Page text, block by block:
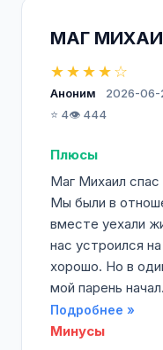
МАГ
★★★★☆
Аноним
2026-06-
⭐ 4👁️ 444
Плюсы
Маг Михаил
Мы были в
вместе уехали
нас устроился
хорошо. Но в
мой парень
Подробнее »
Минусы